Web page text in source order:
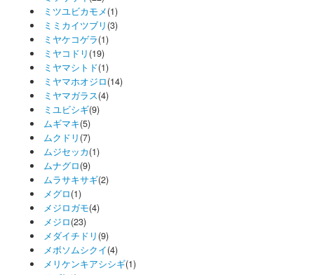
ミツユビカモメ(1)
ミミカイツブリ (3)
ミヤケコゲラ(1)
ミヤコドリ (19)
ミヤマシトド(1)
ミヤマホオジロ(14)
ミヤマガラス(4)
ミユビシギ(9)
ムギマキ(5)
ムクドリ (7)
ムジセッカ(1)
ムナグロ(9)
ムラサキサギ(2)
メグロ(1)
メジロガモ(4)
メジロ(23)
メダイチドリ (9)
メボソムシクイ(4)
メリケンキアシシギ(1)